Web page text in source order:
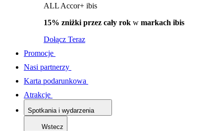
ALL Accor+ ibis
15% zniżki przez cały rok w markach ibis
Dołącz Teraz
Promocje
Nasi partnerzy
Karta podarunkowa
Atrakcje
Spotkania i wydarzenia
Wstecz